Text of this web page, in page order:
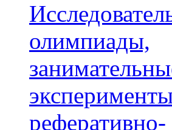
олимпиады,
реферативно-